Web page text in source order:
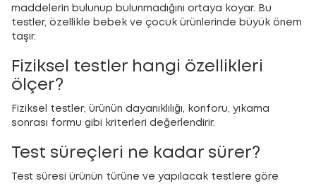
maddelerin bulunup bulunmadığını ortaya koyar. Bu
testler, özellikle bebek ve çocuk ürünlerinde büyük önem
taşır.
Fiziksel testler hangi özellikleri
ölçer?
Fiziksel testler; ürünün dayanıklılığı, konforu, yıkama
sonrası formu gibi kriterleri değerlendirir.
Test süreçleri ne kadar sürer?
Test süresi ürünün türüne ve yapılacak testlere göre